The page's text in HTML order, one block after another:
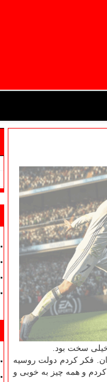
خیلی سخت بود.
فکر کردم دولت روسیه
کردم و همه چیز به خوبی و